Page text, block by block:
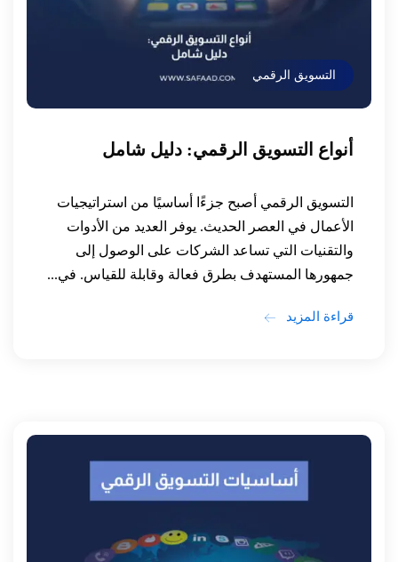
التسويق الرقمي
أنواع التسويق الرقمي: دليل شامل
التسويق الرقمي أصبح جزءًا أساسيًا من استراتيجيات
الأعمال في العصر الحديث. يوفر العديد من الأدوات
والتقنيات التي تساعد الشركات على الوصول إلى
جمهورها المستهدف بطرق فعالة وقابلة للقياس. في...
قراءة المزيد